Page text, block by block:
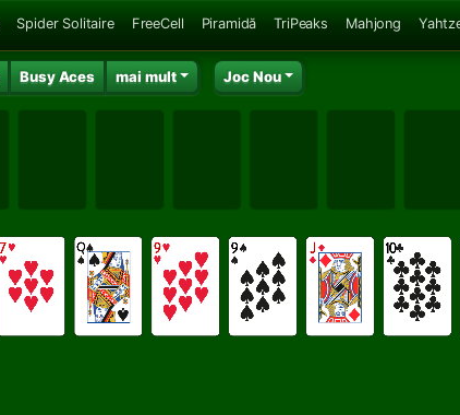
Spider Solitaire FreeCell Piramidă TriPeaks Mahjong
Busy Aces mai mult Joc Nou